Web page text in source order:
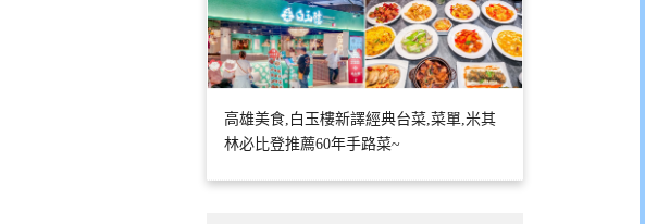
高雄美食,白玉樓新譯經典台菜,菜單,米其
林必比登推薦60年手路菜~